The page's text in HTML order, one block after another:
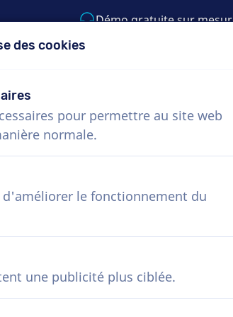
Démo gratuite sur
Menu
Services Nouvelles
des cookies
pour permettre au site web
normale.
le fonctionnement du
une publicité plus ciblée.